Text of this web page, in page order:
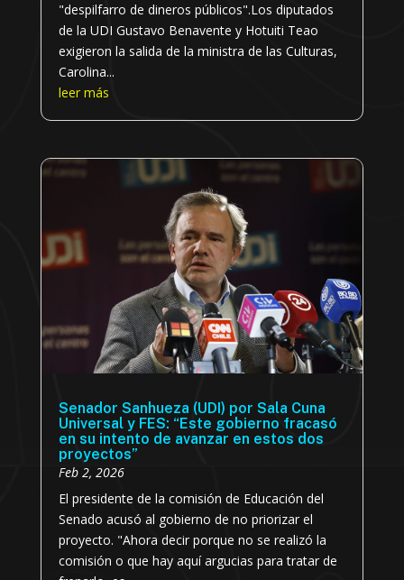
"despilfarro de dineros públicos".Los diputados
de la UDI Gustavo Benavente y Hotuiti Teao
exigieron la salida de la ministra de las Culturas,
Carolina...
leer más
Senador Sanhueza (UDI) por Sala Cuna
Universal y FES: “Este gobierno fracasó
en su intento de avanzar en estos dos
proyectos”
Feb 2, 2026
El presidente de la comisión de Educación del
Senado acusó al gobierno de no priorizar el
proyecto. "Ahora decir porque no se realizó la
comisión o que hay aquí argucias para tratar de